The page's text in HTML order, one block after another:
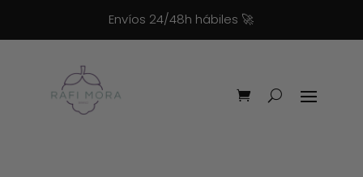
Envíos 24/48h hábiles 🚀